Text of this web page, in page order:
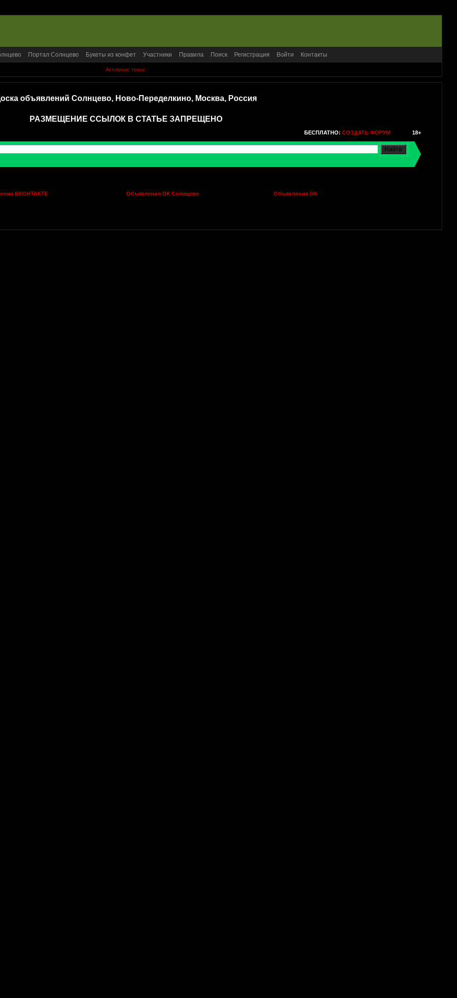
Портал Солнцево Букеты из конфет Участники Правила Поиск Регистрация Войти Контакты
Активные темы
объявлений Солнцево, Ново-Переделкино, Москва, Россия
РАЗМЕЩЕНИЕ ССЫЛОК В СТАТЬЕ ЗАПРЕЩЕНО
БЕСПЛАТНО: СОЗДАТЬ ФОРУМ 18+
ВКОНТАКТЕ Объявления ОК Солнцево Объявления ОК